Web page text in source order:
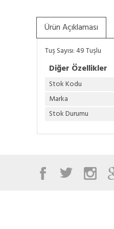
Ürün Açıklaması
Tuş Sayısı: 49 Tuşlu
Diğer Özellikler
Stok Kodu
Marka
Stok Durumu